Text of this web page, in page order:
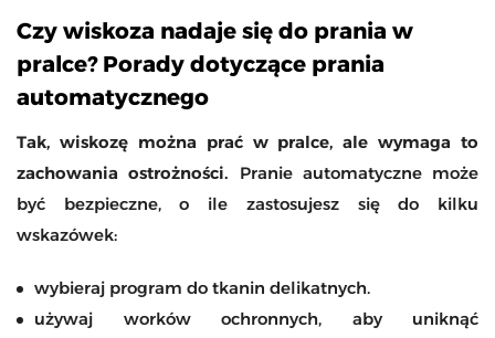
Czy wiskoza nadaje się do prania w
pralce? Porady dotyczące prania
automatycznego
Tak, wiskozę można prać w pralce, ale wymaga to
zachowania ostrożności. Pranie automatyczne może
być bezpieczne, o ile zastosujesz się do kilku
wskazówek:
wybieraj program do tkanin delikatnych.
używaj worków ochronnych, aby uniknąć